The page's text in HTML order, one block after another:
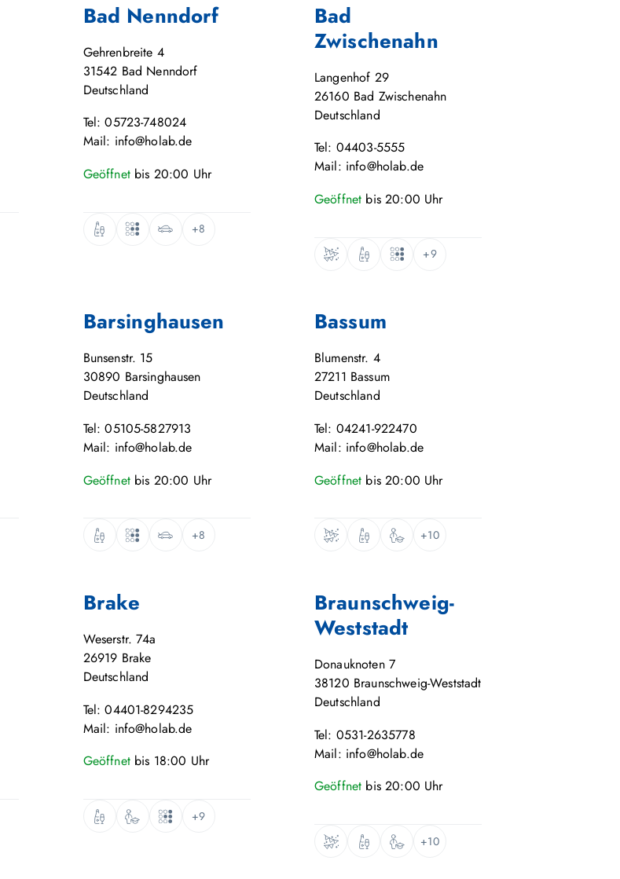
Bad Nenndorf
Gehrenbreite 4
31542 Bad Nenndorf
Deutschland
Tel: 05723-748024
Mail: info@holab.de
Geöffnet bis 20:00 Uhr
+8
Bad
Zwischenahn
Langenhof 29
26160 Bad Zwischenahn
Deutschland
Tel: 04403-5555
Mail: info@holab.de
Geöffnet bis20:00 Uhr
+9
Barsinghausen
Bunsenstr. 15
30890 Barsinghausen
Deutschland
Tel: 05105-5827913
Mail: info@holab.de
Geöffnet bis 20:00 Uhr
+8
Bassum
Blumenstr. 4
27211 Bassum
Deutschland
Tel: 04241-922470
Mail: info@holab.de
Geöffnet bis20:00 Uhr
+10
Brake
Weserstr. 74a
26919 Brake
Deutschland
Tel: 04401-8294235
Mail: info@holab.de
Geöffnet bis 18:00 Uhr
+9
Braunschweig-
Weststadt
Donauknoten 7
38120 Braunschweig-Weststadt
Deutschland
Tel: 0531-2635778
Mail: info@holab.de
Geöffnet bis20:00 Uhr
+10